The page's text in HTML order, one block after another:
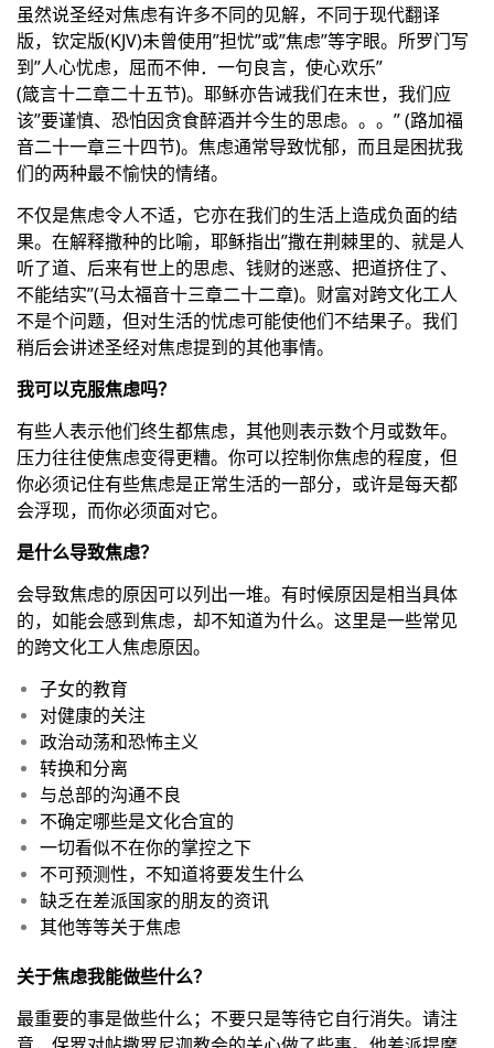
虽然说圣经对焦虑有许多不同的见解，不同于现代翻译
版，钦定版(KJV)未曾使用”担忧”或”焦虑”等字眼。所罗门写
到”人心忧虑，屈而不伸．一句良言，使心欢乐”
(箴言十二章二十五节)。耶稣亦告诫我们在末世，我们应
该”要谨慎、恐怕因贪食醉酒并今生的思虑。。。” (路加福
音二十一章三十四节)。焦虑通常导致忧郁，而且是困扰我
们的两种最不愉快的情绪。
不仅是焦虑令人不适，它亦在我们的生活上造成负面的结
果。在解释撒种的比喻，耶稣指出”撒在荆棘里的、就是人
听了道、后来有世上的思虑、钱财的迷惑、把道挤住了、
不能结实”(马太福音十三章二十二章)。财富对跨文化工人
不是个问题，但对生活的忧虑可能使他们不结果子。我们
稍后会讲述圣经对焦虑提到的其他事情。
我可以克服焦虑吗？
有些人表示他们终生都焦虑，其他则表示数个月或数年。
压力往往使焦虑变得更糟。你可以控制你焦虑的程度，但
你必须记住有些焦虑是正常生活的一部分，或许是每天都
会浮现，而你必须面对它。
是什么导致焦虑？
会导致焦虑的原因可以列出一堆。有时候原因是相当具体
的，如能会感到焦虑，却不知道为什么。这里是一些常见
的跨文化工人焦虑原因。
子女的教育
对健康的关注
政治动荡和恐怖主义
转换和分离
与总部的沟通不良
不确定哪些是文化合宜的
一切看似不在你的掌控之下
不可预测性，不知道将要发生什么
缺乏在差派国家的朋友的资讯
其他等等关于焦虑
关于焦虑我能做些什么？
最重要的事是做些什么；不要只是等待它自行消失。请注